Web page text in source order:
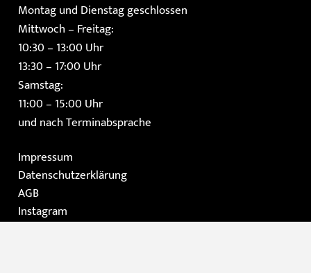
Montag und Dienstag geschlossen
Mittwoch – Freitag:
10:30 – 13:00 Uhr
13:30 – 17:00 Uhr
Samstag:
11:00 – 15:00 Uhr
und nach Terminabsprache
Impressum
Datenschutzerklärung
AGB
Instagram